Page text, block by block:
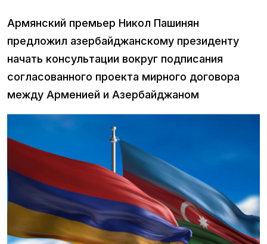
Армянский премьер Никол Пашинян
предложил азербайджанскому президенту
начать консультации вокруг подписания
согласованного проекта мирного договора
между Арменией и Азербайджаном